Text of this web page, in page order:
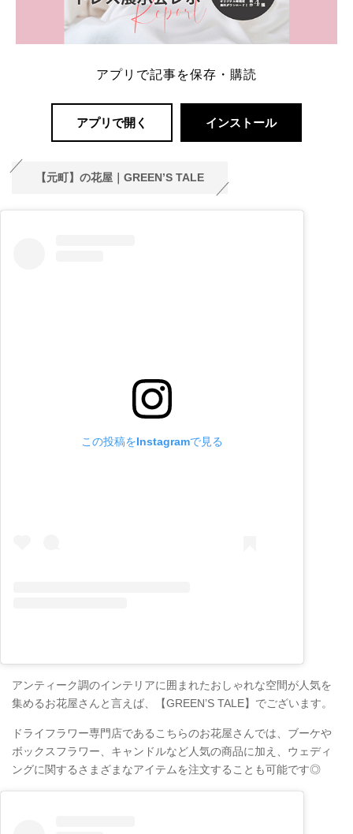
アプリで記事を保存・購読
アプリで開く インストール
【元町】の花屋｜GREEN’S TALE
この投稿をInstagramで見る
アンティーク調のインテリアに囲まれたおしゃれな空間が人気を
集めるお花屋さんと言えば、【GREEN’S TALE】でございます。
ドライフラワー専門店であるこちらのお花屋さんでは、ブーケや
ボックスフラワー、キャンドルなど人気の商品に加え、ウェディ
ングに関するさまざまなアイテムを注文することも可能です◎